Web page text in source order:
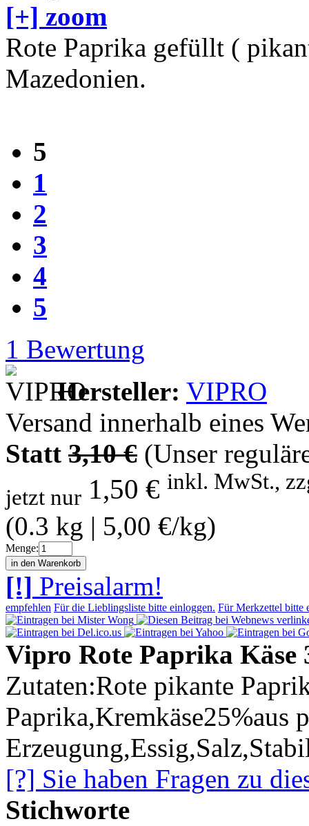
[+] zoom
Rote Paprika gefüllt (
Mazedonien.
5
1
2
3
4
5
1 Bewertung
Hersteller: VIPRO
Versand innerhalb eines
Statt 3,10 € (Unser
jetzt nur 1,50 € inkl. MwSt.,
(0.3 kg | 5,00 €/kg)
Menge:
[!] Preisalarm!
empfehlen Für die Lieblingsliste bitte einloggen. Für Merkzettel bitte
Vipro Rote Paprika Käse
Zutaten:Rote pikante
Paprika,Kremkäse25%aus
[?] Sie haben Fragen zu
Stichworte